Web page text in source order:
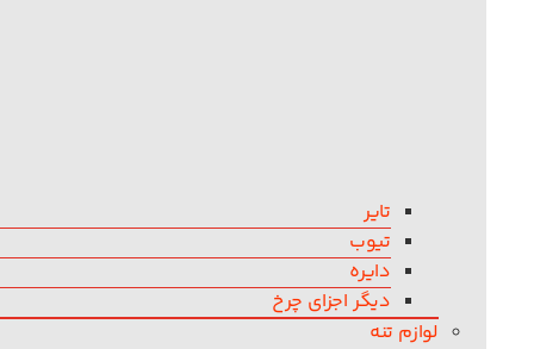
تایر
تیوب
دایره
دیگر اجزای چرخ
لوازم تنه